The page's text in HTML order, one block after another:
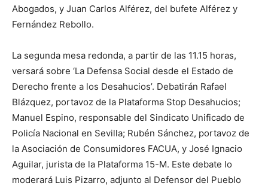
Abogados, y Juan Carlos Alférez, del bufete Alférez y
Fernández Rebollo.
La segunda mesa redonda, a partir de las 11.15 horas,
versará sobre ‘La Defensa Social desde el Estado de
Derecho frente a los Desahucios’. Debatirán Rafael
Blázquez, portavoz de la Plataforma Stop Desahucios;
Manuel Espino, responsable del Sindicato Unificado de
Policía Nacional en Sevilla; Rubén Sánchez, portavoz de
la Asociación de Consumidores FACUA, y José Ignacio
Aguilar, jurista de la Plataforma 15-M. Este debate lo
moderará Luis Pizarro, adjunto al Defensor del Pueblo